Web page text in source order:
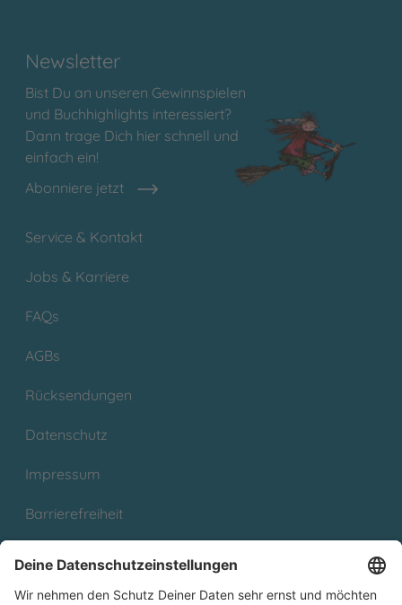
Newsletter
Bist Du an unseren Gewinnspielen
und Buchhighlights interessiert?
Dann trage Dich hier schnell und
einfach ein!
Abonniere jetzt
Service & Kontakt
Jobs & Karriere
FAQs
AGBs
Rücksendungen
Datenschutz
Impressum
Barrierefreiheit
Partnerprogramm (Affiliate)